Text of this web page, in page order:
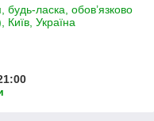
ласка, обов’язково
Київ, Україна